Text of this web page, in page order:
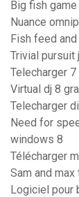
Big fish
Nuance
Fish feed
Trivial pursuit
Telecharger
Virtual dj 8
Telecharger
Need for
windows 8
Télécharger
Sam and
Logiciel pour